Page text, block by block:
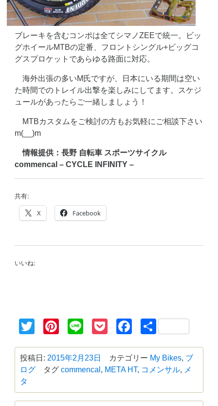
ブレーキを含むコンポは全てシマノZEEで統一。ビッ
グホイールMTBの定番、フロントシングル+ビッグコ
グスプロケットであらゆる路面に対応。
海外出張の多いM氏ですが、日本にいる期間は空い
た時間でのトレイル出撃を楽しみにしてます。スケジ
ュールがあったらご一緒しましょう！
MTBカスタムをご検討の方もお気軽にご相談下さい
m(__)m
情報提供：長野 自転車 スポーツサイクル
commencal – CYCLE INFINITY –
共有:
X Facebook
いいね:
TwitterPinterest
Line PocketFacebook
共
投稿日: 2015年2月23日 カテゴリー My Bikes, ブ
ログ
タグ commencal , META HT, コメンサル, メ
タ